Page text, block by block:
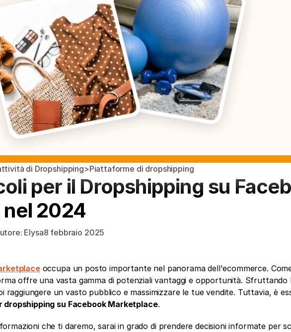
di Dropshipping>Piattaforme di dropshipping
per il Dropshipping su
2024
Elysa8 febbraio 2025
occupa un posto importante nel panorama dell'ecommerce.
offre una vasta gamma di potenziali vantaggi e opportunità.
raggiungere un vasto pubblico e massimizzare le tue vendite. Tuttavia, è
dropshipping su Facebook Marketplace.
che ti daremo, sarai in grado di prendere decisioni informate per